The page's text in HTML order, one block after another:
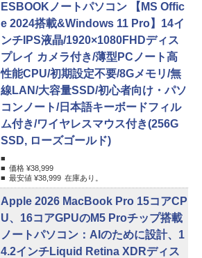
ESBOOKノートパソコン 【MS Offic
e 2024搭載&Windows 11 Pro】14イ
ンチIPS液晶/1920×1080FHDディス
プレイ カメラ付き/薄型PCノート高
性能CPU/初期設定不要/8Gメモリ/無
線LAN/大容量SSD/初心者向け・パソ
コンノート/日本語キーボードフィル
ム付き/ワイヤレスマウス付き(256G
SSD, ローズゴールド)
価格 ¥38,999
最安値 ¥38,999 在庫あり。
Apple 2026 MacBook Pro 15コアCP
U、16コアGPUのM5 Proチップ搭載
ノートパソコン：AIのために設計、1
4.2インチLiquid Retina XDRディス